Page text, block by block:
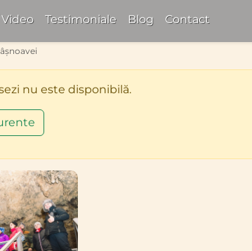
Testimoniale Blog Contact
nu este disponibilă.